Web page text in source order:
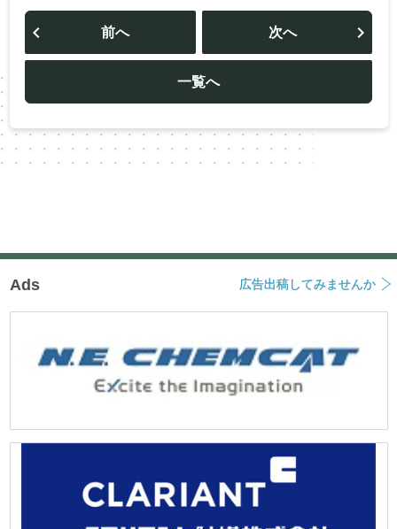
投
ビ
ー
シ
ョ
前へ
一覧へ
次へ
Ads 広告出稿してみませんか